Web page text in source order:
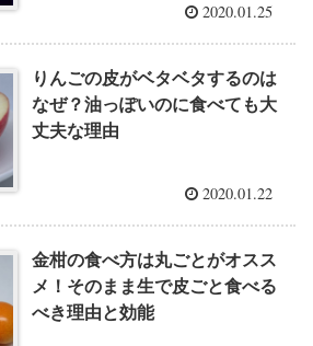
2020.01.25
りんごの皮がベタベタするのは
なぜ？油っぽいのに食べても大
丈夫な理由
2020.01.22
金柑の食べ方は丸ごとがオスス
メ！そのまま生で皮ごと食べる
べき理由と効能